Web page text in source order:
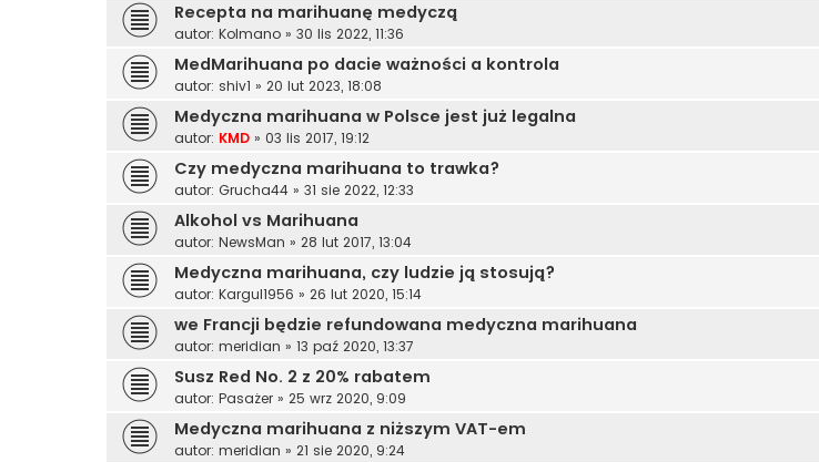
Recepta na marihuanę medyczą
autor: Kolmano » 30 lis 2022, 11:36
MedMarihuana po dacie ważności a kontrola
autor: shiv1 » 20 lut 2023, 18:08
Medyczna marihuana w Polsce jest już legalna
autor: KMD » 03 lis 2017, 19:12
Czy medyczna marihuana to trawka?
autor: Grucha44 » 31 sie 2022, 12:33
Alkohol vs Marihuana
autor: NewsMan » 28 lut 2017, 13:04
Medyczna marihuana, czy ludzie ją stosują?
autor: Kargul1956 » 26 lut 2020, 15:14
we Francji będzie refundowana medyczna marihuana
autor: meridian » 13 paź 2020, 13:37
Susz Red No. 2 z 20% rabatem
autor: Pasażer » 25 wrz 2020, 9:09
Medyczna marihuana z niższym VAT-em
autor: meridian » 21 sie 2020, 9:24